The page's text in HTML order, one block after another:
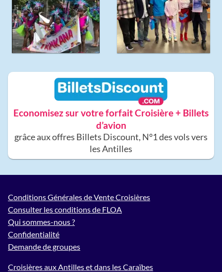
Economisez sur votre forfait Croisière + Billets
d’avion
grâce aux offres Billets Discount, N°1 des vols vers
les Antilles
Conditions Générales de Vente Croisières
Consulter les conditions de FLOA
Qui sommes-nous ?
Confidentialité
Demande de groupes
Croisières aux Antilles et dans les Caraïbes